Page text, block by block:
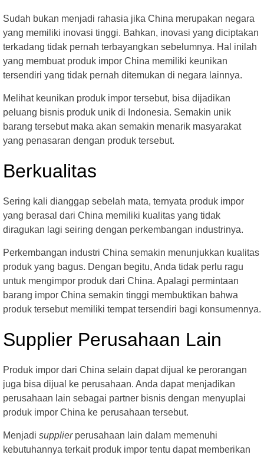
Sudah bukan menjadi rahasia jika China merupakan negara
yang memiliki inovasi tinggi. Bahkan, inovasi yang diciptakan
terkadang tidak pernah terbayangkan sebelumnya. Hal inilah
yang membuat produk impor China memiliki keunikan
tersendiri yang tidak pernah ditemukan di negara lainnya.
Melihat keunikan produk impor tersebut, bisa dijadikan
peluang bisnis produk unik di Indonesia. Semakin unik
barang tersebut maka akan semakin menarik masyarakat
yang penasaran dengan produk tersebut.
Berkualitas
Sering kali dianggap sebelah mata, ternyata produk impor
yang berasal dari China memiliki kualitas yang tidak
diragukan lagi seiring dengan perkembangan industrinya.
Perkembangan industri China semakin menunjukkan kualitas
produk yang bagus. Dengan begitu, Anda tidak perlu ragu
untuk mengimpor produk dari China. Apalagi permintaan
barang impor China semakin tinggi membuktikan bahwa
produk tersebut memiliki tempat tersendiri bagi konsumennya.
Supplier Perusahaan Lain
Produk impor dari China selain dapat dijual ke perorangan
juga bisa dijual ke perusahaan. Anda dapat menjadikan
perusahaan lain sebagai partner bisnis dengan menyuplai
produk impor China ke perusahaan tersebut.
Menjadi supplierperusahaan lain dalam memenuhi
kebutuhannya terkait produk impor tentu dapat memberikan